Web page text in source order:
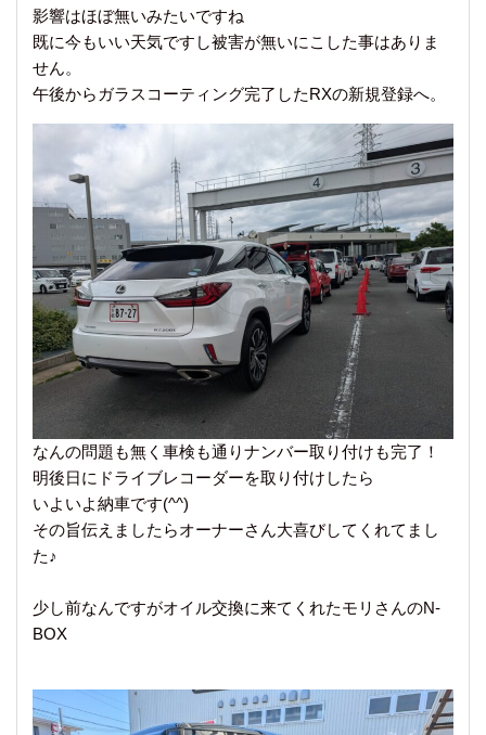
影響はほぼ無いみたいですね
既に今もいい天気ですし被害が無いにこした事はありま
せん。
午後からガラスコーティング完了したRXの新規登録へ。
なんの問題も無く車検も通りナンバー取り付けも完了！
明後日にドライブレコーダーを取り付けしたら
いよいよ納車です(^^)
その旨伝えましたらオーナーさん大喜びしてくれてまし
た♪
少し前なんですがオイル交換に来てくれたモリさんのN-
BOX